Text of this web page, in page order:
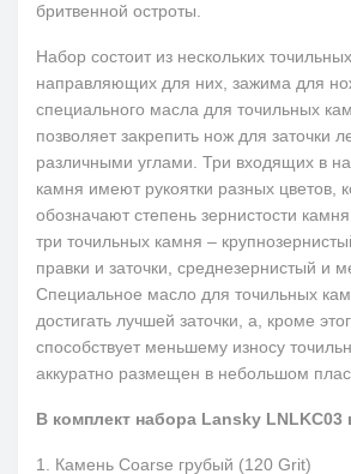
бритвенной остроты.
Набор состоит из нескольких
направляющих для них, зажима для
специального масла для точильных
позволяет закрепить нож для заточки
различными углами. Три входящих в
камня имеют рукоятки разных цветов,
обозначают степень зернистости
три точильных камня –
правки и заточки, среднезернистый и
Специальное масло для точильных
достигать лучшей заточки, а, кроме
способствует меньшему износу
аккуратно размещен в небольшом
В комплект набора Lansky LNLKC03
1. Камень Coarse грубый (120 Grit)